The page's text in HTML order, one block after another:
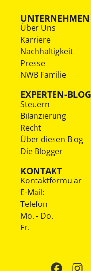
UNTERNEHMEN
Über Uns
Karriere
Nachhaltigkeit
Presse
NWB Familie
EXPERTEN-BLOG
Steuern
Bilanzierung
Recht
Über diesen Blog
Die Blogger
KONTAKT
Kontaktformular
E-Mail:
Telefon
Mo. - Do.
Fr.